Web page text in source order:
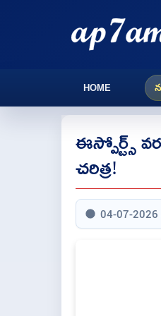
HOME
ఈస్పోర్ట్స్
చరిత్ర!
04-07-2026